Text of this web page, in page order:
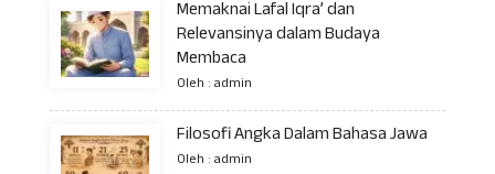
Memaknai Lafal Iqra’ dan
Relevansinya dalam Budaya
Membaca
Oleh : admin
Filosofi Angka Dalam Bahasa Jawa
Oleh : admin